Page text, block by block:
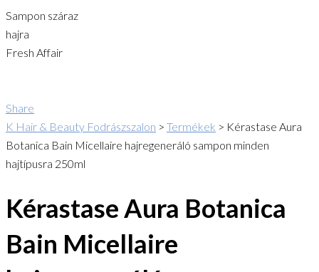
Sampon száraz
hajra
Fresh Affair
Share
K Hair & Beauty Fodrászszalon > Termékek > Kérastase Aura
Botanica Bain Micellaire hajregeneráló sampon minden
hajtípusra 250ml
Kérastase Aura Botanica
Bain Micellaire